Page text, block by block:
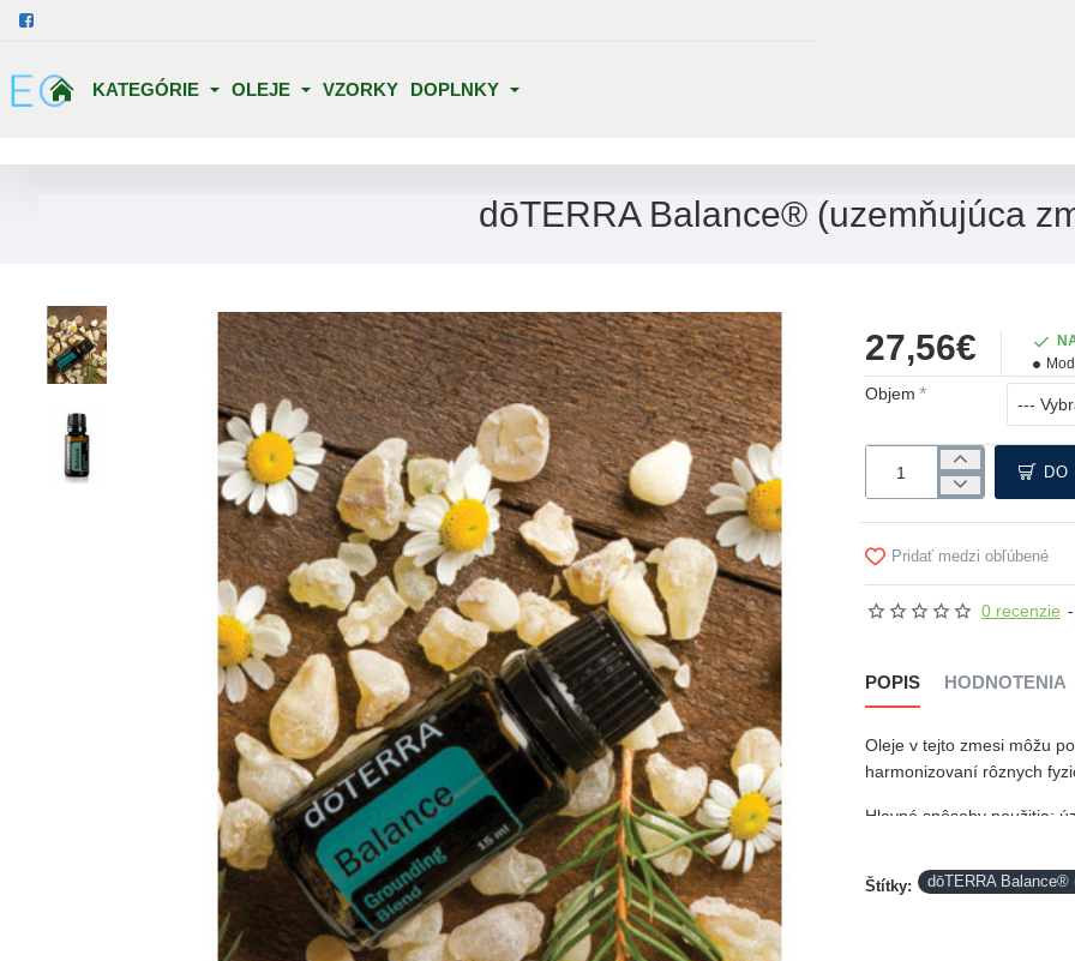
KATEGÓRIE OLEJE VZORKY DOPLNKY
dōTERRA Balance® (uzemňujúca
0 recenzie -
27,56€
Objem
Pridať medzi obľúbené
POPIS HODNOTENIA
Oleje v tejto zmesi môžu
harmonizovaní rôznych
Hlavné spôsoby použitia:
výkyvy nálady.
Štítky: dōTERRA Balance®